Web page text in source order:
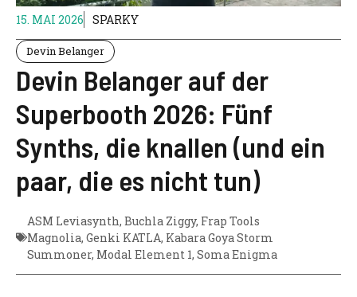
15. MAI 2026 SPARKY
Devin Belanger
Devin Belanger auf der
Superbooth 2026: Fünf
Synths, die knallen (und ein
paar, die es nicht tun)
ASM Leviasynth, Buchla Ziggy, Frap Tools
Magnolia, Genki KATLA, Kabara Goya Storm
Summoner, Modal Element 1, Soma Enigma